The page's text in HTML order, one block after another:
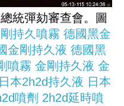
統彈劾審查會。圖
持久噴霧 德國黑金
金剛持久液 德國黑
噴霧 金剛持久液 金
日本2h2d持久液 日本
噴劑 2h2d延時噴